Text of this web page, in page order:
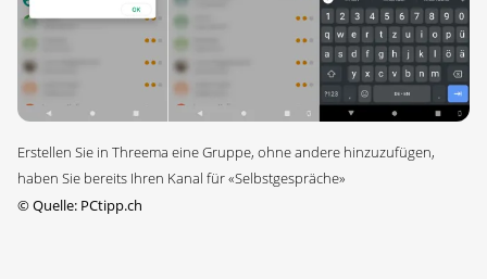
Erstellen Sie in Threema eine Gruppe, ohne andere hinzuzufügen,
haben Sie bereits Ihren Kanal für «Selbstgespräche»
©Quelle: PCtipp.ch